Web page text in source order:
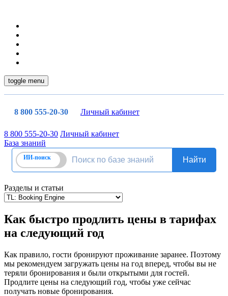
toggle menu
8 800 555-20-30 Личный кабинет
8 800 555-20-30 Личный кабинет
База знаний
Разделы и статьи
Как быстро продлить цены в тарифах
на следующий год
Как правило, гости бронируют проживание заранее. Поэтому
мы рекомендуем загружать цены на год вперед, чтобы вы не
теряли бронирования и были открытыми для гостей.
Продлите цены на следующий год, чтобы уже сейчас
получать новые бронирования.